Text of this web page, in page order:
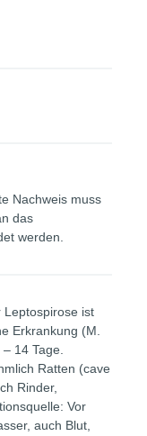
Nachweis muss
das
werden.
Leptospirose ist
Erkrankung (M.
14 Tage.
Ratten (cave
Rinder,
Vor
auch Blut,